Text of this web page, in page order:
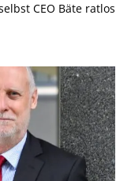
CEO Bäte ratlos